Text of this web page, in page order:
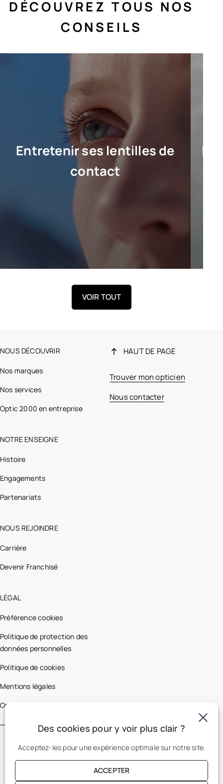
DÉCOUVREZ TOUS NOS
CONSEILS
Entretenir ses lentilles de
contact
LIRE L’ARTICLE
VOIR TOUT
NOUS DÉCOUVRIR
Nos marques
Nos services
Optic 2000 en entreprise
NOTRE ENSEIGNE
Histoire
Engagements
Partenariats
NOUS REJOINDRE
Carrière
Devenir Franchisé
LÉGAL
Préférence cookies
Politique de protection des
données personnelles
Politique de cookies
Mentions légales
Optic 2000 France
HAUT DE PAGE
Trouver mon opticien
Nous contacter
Des cookies pour y voir plus clair ?
Acceptez-les pour une expérience optimale sur notre site.
ACCEPTER